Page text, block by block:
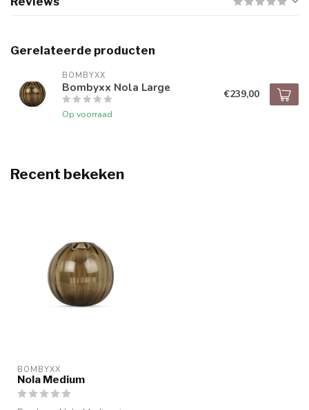
Gerelateerde producten
BOMBYXX
Bombyxx Nola Large
Op voorraad
€239,00
Recent bekeken
BOMBYXX
Nola Medium